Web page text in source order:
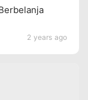
2 years ago